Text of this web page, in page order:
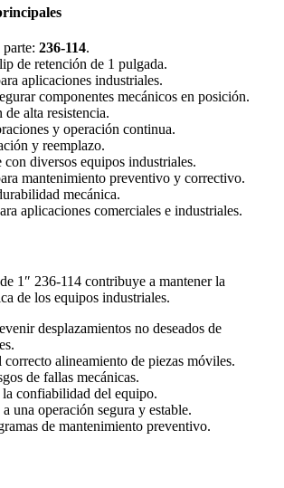
236-114.
de retención de 1 pulgada.
aplicaciones industriales.
componentes mecánicos en posición.
de alta resistencia.
y operación continua.
y reemplazo.
diversos equipos industriales.
mantenimiento preventivo y correctivo.
mecánica.
aplicaciones comerciales e industriales.
1″ 236-114 contribuye a mantener la
de los equipos industriales.
desplazamientos no deseados de
correcto alineamiento de piezas móviles.
de fallas mecánicas.
la confiabilidad del equipo.
una operación segura y estable.
de mantenimiento preventivo.